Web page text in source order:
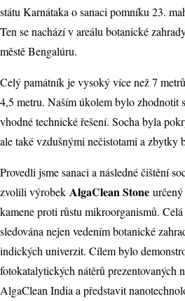
státu Karnátaka o sanaci pomníku 23.
Ten se nachází v areálu botanické
městě Bengalúru.
Celý památník je vysoký více než 7
4,5 metru. Naším úkolem bylo zhodnotit
vhodné technické řešení. Socha byla
ale také vzdušnými nečistotami a zbytky
Provedli jsme sanaci a následné čištění
zvolili výrobek AlgaClean Stone
kamene proti růstu mikroorganismů.
sledována nejen vedením botanické
indických univerzit. Cílem bylo
fotokatalytických nátěrů prezentovaných
AlgaClean India a představit